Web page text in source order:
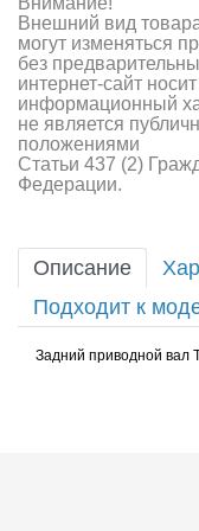
Внешний вид
могут изменяться
без
интернет-сайт
информационный
не является
положениями
Статьи 437 (2)
Федерации.
Описание
Подходит к
Задний приводной вал